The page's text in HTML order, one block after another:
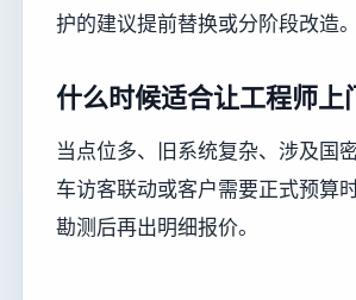
护的建议提前替换或分阶段改造。
什么时候适合让工程师上
当点位多、旧系统复杂、涉及国
车访客联动或客户需要正式预算
勘测后再出明细报价。